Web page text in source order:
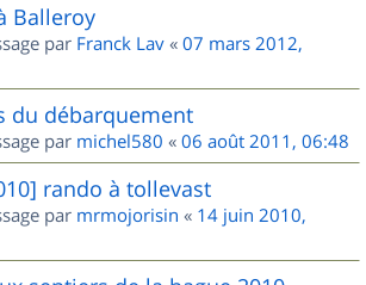
Balleroy
par Franck Lav « 07 mars 2012,
du débarquement
par michel580 « 06 août 2011, 06:48
rando à tollevast
par mrmojorisin « 14 juin 2010,